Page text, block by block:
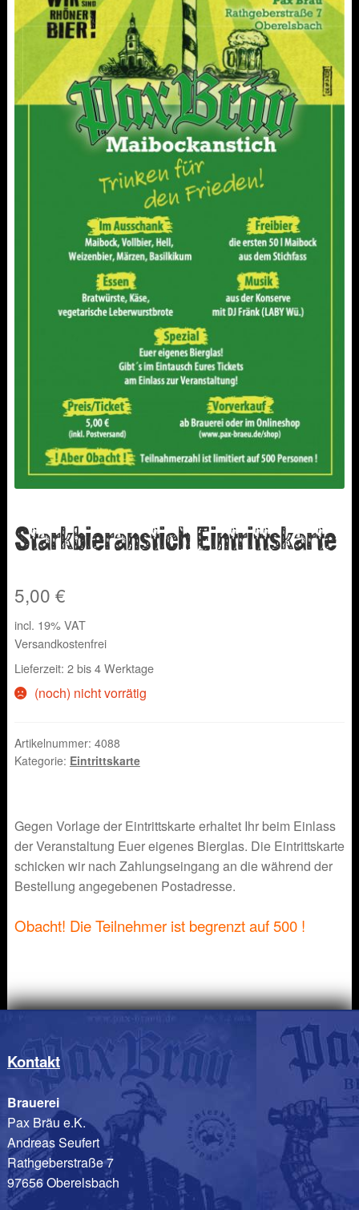
Starkbieranstich Eintrittskarte
5,00 €
incl. 19% VAT
Versandkostenfrei
Lieferzeit: 2 bis 4 Werktage
(noch) nicht vorrätig
Artikelnummer: 4088
Kategorie: Eintrittskarte
Gegen Vorlage der Eintrittskarte erhaltet Ihr beim Einlass
der Veranstaltung Euer eigenes Bierglas. Die Eintrittskarte
schicken wir nach Zahlungseingang an die während der
Bestellung angegebenen Postadresse.
Obacht! Die Teilnehmer ist begrenzt auf 500 !
Kontakt
Brauerei
Pax Bräu e.K.
Andreas Seufert
Rathgeberstraße 7
97656 Oberelsbach